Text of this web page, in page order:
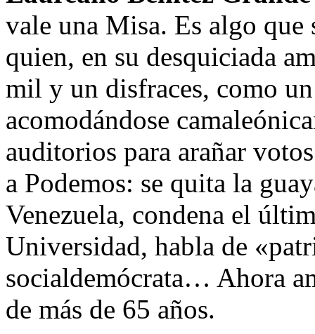
vale una Misa. Es algo que
quien, en su desquiciada
mil y un disfraces, como
acomodándose
auditorios para arañar
a Podemos: se quita la
Venezuela, condena el
Universidad, habla de
socialdemócrata… Ahora
de más de 65 años.